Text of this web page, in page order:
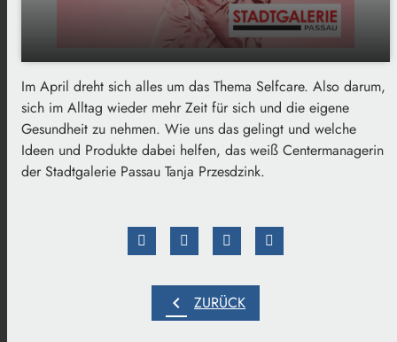
play_arrow Trend des Monats April: Selfcare
00:00 02:29
Im April dreht sich alles um das Thema Selfcare. Also darum,
sich im Alltag wieder mehr Zeit für sich und die eigene
Gesundheit zu nehmen. Wie uns das gelingt und welche
Ideen und Produkte dabei helfen, das weiß Centermanagerin
der Stadtgalerie Passau Tanja Przesdzink.
chevron_left ZURÜCK